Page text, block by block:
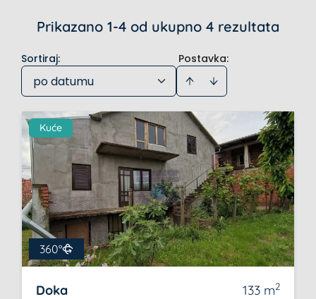
Prikazano 1-4 od ukupno 4 rezultata
Postavka:
Sortiraj:
po datumu
Kuće
360°
Doka 133 m2